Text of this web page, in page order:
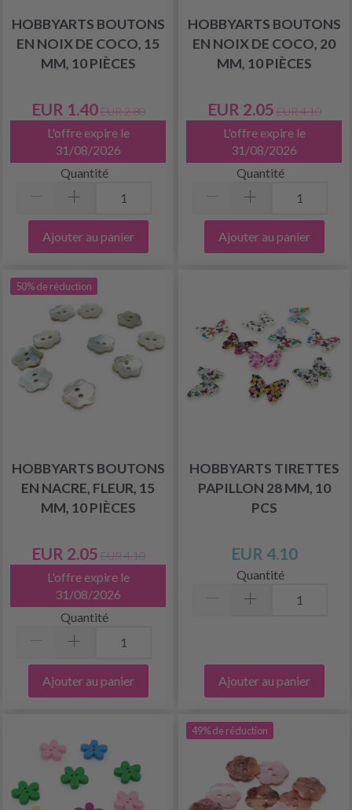
HOBBYARTS BOUTONS
EN NOIX DE COCO, 15
MM, 10 PIÈCES
EUR 1.40 EUR 2.80
L'offre expire le
31/08/2026
Quantité
Ajouter au panier
HOBBYARTS BOUTONS
EN NOIX DE COCO, 20
MM, 10 PIÈCES
EUR 2.05 EUR 4.10
L'offre expire le
31/08/2026
Quantité
Ajouter au panier
50% de réduction
HOBBYARTS BOUTONS
EN NACRE, FLEUR, 15
MM, 10 PIÈCES
EUR 2.05 EUR 4.10
L'offre expire le
31/08/2026
Quantité
Ajouter au panier
HOBBYARTS TIRETTES
PAPILLON 28 MM, 10
PCS
EUR 4.10
Quantité
Ajouter au panier
49% de réduction